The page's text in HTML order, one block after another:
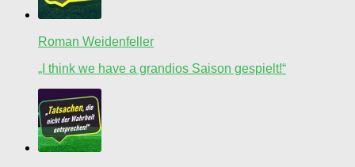
Roman Weidenfeller
„I think we have a grandios Saison gespielt!“